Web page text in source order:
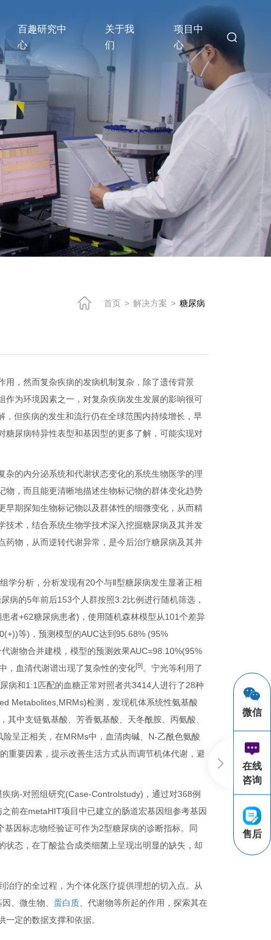
百趣研究中
心
关于我
们
项目中
心
首页 > 解决方案 > 糖尿病
用，然而复杂疾病的发病机制复杂，除了遗传背景
为环境因素之一，对复杂疾病发生发展的影响很可
但疾病的发生和流行仍在全球范围内持续增长，早
尿病特异性表型和基因型的更多了解，可能实现对
的内分泌系统和代谢状态变化的系统生物医学的理
，而且能更清晰地描述生物标记物的群体变化趋势
期探知生物标记物以及群体性的细微变化，从而精
术，结合系统生物学技术深入挖掘糖尿病及其并发
药物，从而逆转代谢异常，是今后治疗糖尿病及其并
学分析，分析发现有20个与Ⅱ型糖尿病发生显著正相
病的5年前后153个人群按照3:2比例进行随机筛选，
者+62糖尿病患者)，使用随机森林模型从101个差异
等)，预测模型的AUC达到95.68% (95%
谢物合并建模，模型的预测效果AUC=98.10%(95%
，血清代谢谱出现了复杂性的变化[9]。宁光等利用了
病和1:1匹配的血糖正常对照者共3414人进行了28种
Metabolites,MRMs)检测，发现机体系统性氨基酸
中支链氨基酸、芳香氨基酸、天冬酰胺、丙氨酸、
呈正相关，在MRMs中，血清肉碱、N-乙酰色氨酸
重要因素，提示改善生活方式从而调节机体代谢，避
病-对照组研究(Case-Controlstudy)，通过对368例
前在metaHIT项目中已建立的肠道宏基因组参考基因
因标志物经验证可作为2型糖尿病的诊断指标。同
态，在丁酸盐合成类细菌上呈现出明显的缺失，却
疗的全过程，为个体化医疗提供理想的切入点。从
因、微生物、蛋白质、代谢物等所起的作用，探索其在
定的数据支撑和依据。
微信
在线
咨询
售后